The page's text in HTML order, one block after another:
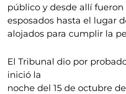
público y desde allí fueron
esposados hasta el lugar
alojados para cumplir la
El Tribunal dio por
inició la
noche del 15 de octubre